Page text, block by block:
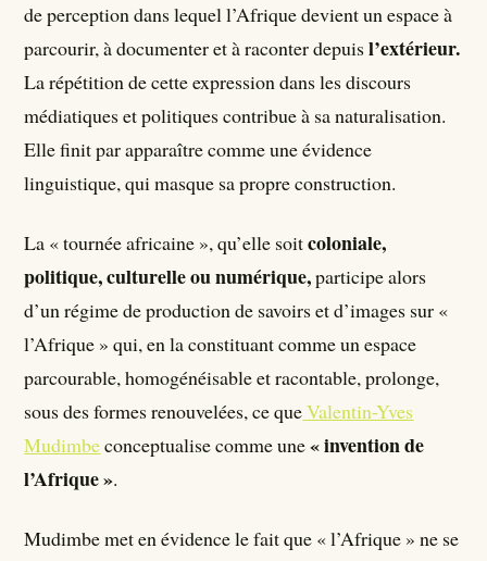
de perception dans lequel l’Afrique devient un espace à
parcourir, à documenter et à raconter depuisl’extérieur.
La répétition de cette expression dans les discours
médiatiques et politiques contribue à sa naturalisation.
Elle finit par apparaître comme une évidence
linguistique, qui masque sa propre construction.
La « tournée africaine », qu’elle soitcoloniale,
politique, culturelle ou numérique,participe alors
d’un régime de production de savoirs et d’images sur «
l’Afrique » qui, en la constituant comme un espace
parcourable, homogénéisable et racontable, prolonge,
sous des formes renouvelées, ce queValentin-Yves
Mudimbeconceptualise comme une« invention de
l’Afrique ».
Mudimbe met en évidence le fait que « l’Afrique » ne se